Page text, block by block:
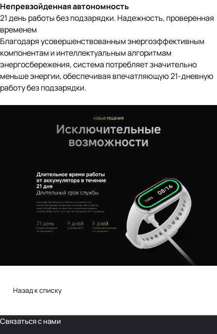
Непревзойденная автономность
21 день работы без подзарядки. Надежность, проверенная
временем
Благодаря усовершенствованным энергоэффективным
компонентам и интеллектуальным алгоритмам
энергосбережения, система потребляет значительно
меньше энергии, обеспечивая впечатляющую 21-дневную
работу без подзарядки.
Назад к списку
Связаться с нами